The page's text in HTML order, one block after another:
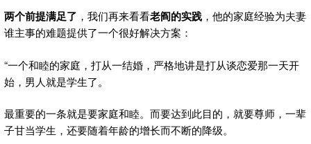
两个前提满足了 ，我们再来看看老阎的实践 ，他的家庭经验为夫妻
谁主事的难题提供了一个很好解决方案：
“一个和睦的家庭，打从一结婚，严格地讲是打从谈恋爱那一天开
始，男人就是学生了。
最重要的一条就是要家庭和睦。而要达到此目的，就要尊师，一辈
子甘当学生，还要随着年龄的增长而不断的降级。